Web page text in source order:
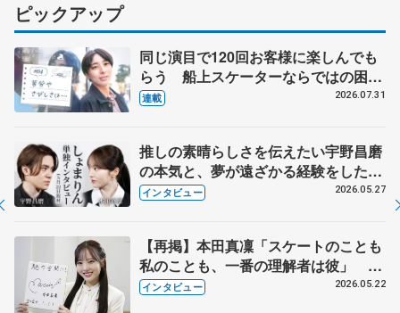
ピックアップ
同じ演目で120回お客様に楽しんでも
らう 船上スケーターならではの困難
とは 影響あったPIW前キャプテン松
連載 2026.07.31
推しの素晴らしさを伝えたい宇野昌磨
の本気と、夢が遠ざかる経験をした本
田真凜の覚悟
インタビュー 2026.05.27
【再掲】本田真凜「スケートのことも
私のことも、一番の理解者は彼」 引
退時の単独インタビューで語った競技
インタビュー 2026.05.22